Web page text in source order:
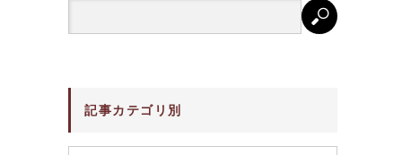
記事カテゴリ別